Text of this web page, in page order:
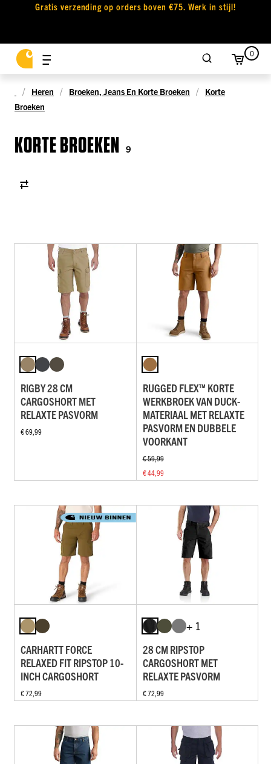
Gratis verzending op orders boven €75. Werk in stijl!
0
Heren Broeken, Jeans En Korte Broeken
Korte
Broeken
KORTE BROEKEN 9
RIGBY 28 CM
CARGOSHORT MET
RELAXTE PASVORM
€ 69,99
RUGGED FLEX™ KORTE
WERKBROEK VAN DUCK-
MATERIAAL MET RELAXTE
PASVORM EN DUBBELE
VOORKANT
€ 59,99
€ 44,99
CARHARTT FORCE
RELAXED FIT RIPSTOP 10-
INCH CARGOSHORT
€ 72,99
+ 1
28 CM RIPSTOP
CARGOSHORT MET
RELAXTE PASVORM
€ 72,99